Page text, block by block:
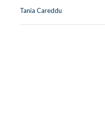
Tania Careddu